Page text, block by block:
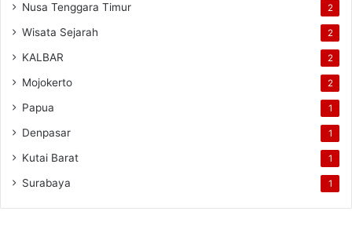
Nusa Tenggara Timur 2
Wisata Sejarah 2
KALBAR 2
Mojokerto 2
Papua 1
Denpasar 1
Kutai Barat 1
Surabaya 1